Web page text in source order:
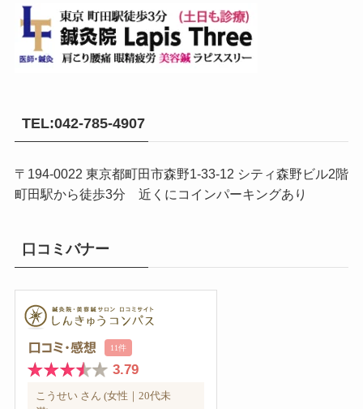
TEL:042-785-4907
〒194-0022 東京都町田市森野1-33-12 シティ森野ビル2階
町田駅から徒歩3分 近くにコインパーキングあり
口コミバナー